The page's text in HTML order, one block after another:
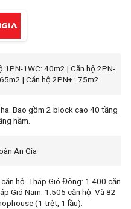
1PN-1WC: 40m2 | Căn hộ 2PN-
| Căn hộ 2PN+ : 75m2
ha. Bao gồm 2 block cao 40 tầng
hầm.
An Gia
hộ. Tháp Gió Đông: 1.400 căn
Gió Nam: 1.505 căn hộ. Và 82
(1 trệt, 1 lầu).